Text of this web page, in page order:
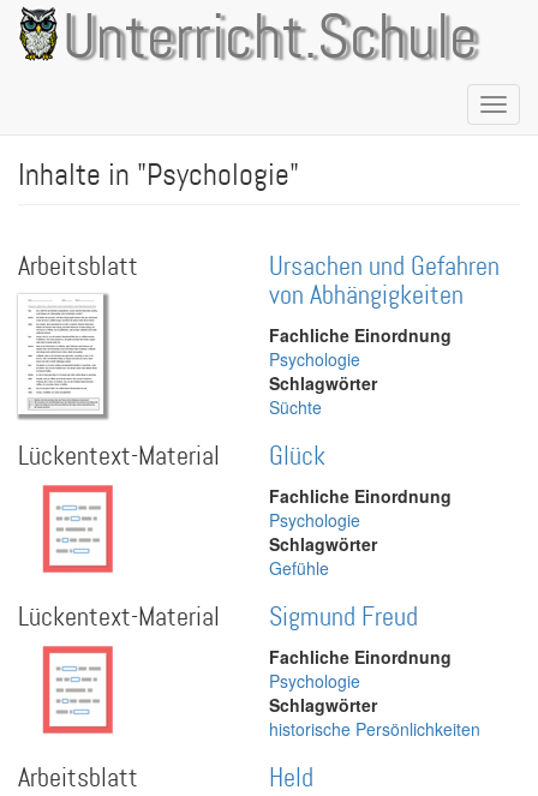
Direkt
zum
Inhalt
Unterricht.Schule
Inhalte in "Psychologie"
Arbeitsblatt
Ursachen und Gefahren
von Abhängigkeiten
Fachliche Einordnung
Psychologie
Schlagwörter
Süchte
Lückentext-Material Glück
Fachliche Einordnung
Psychologie
Schlagwörter
Gefühle
Lückentext-Material Sigmund Freud
Fachliche Einordnung
Psychologie
Schlagwörter
historische Persönlichkeiten
Arbeitsblatt Held